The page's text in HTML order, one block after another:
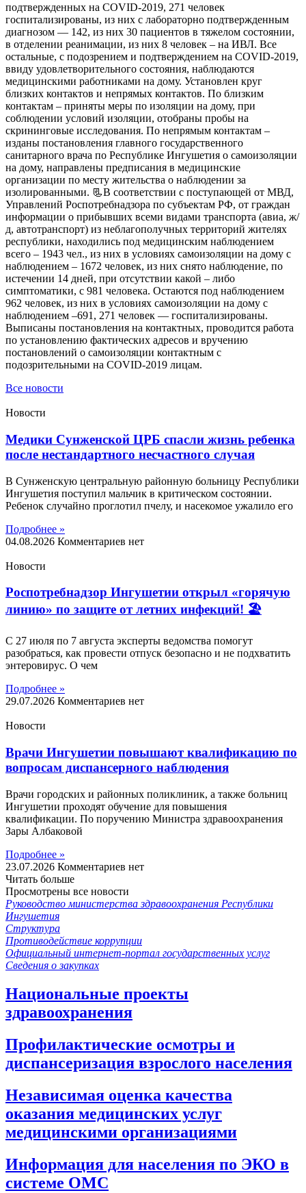
подтвержденных на COVID-2019, 271 человек
госпитализированы, из них с лабораторно подтвержденным
диагнозом — 142, из них 30 пациентов в тяжелом состоянии,
в отделении реанимации, из них 8 человек – на ИВЛ. Все
остальные, с подозрением и подтверждением на COVID-2019,
ввиду удовлетворительного состояния, наблюдаются
медицинскими работниками на дому. Установлен круг
близких контактов и непрямых контактов. По близким
контактам – приняты меры по изоляции на дому, при
соблюдении условий изоляции, отобраны пробы на
скрининговые исследования. По непрямым контактам –
изданы постановления главного государственного
санитарного врача по Республике Ингушетия о самоизоляции
на дому, направлены предписания в медицинские
организации по месту жительства о наблюдении за
изолированными. 📃В соответствии с поступающей от МВД,
Управлений Роспотребнадзора по субъектам РФ, от граждан
информации о прибывших всеми видами транспорта (авиа, ж/
д, автотранспорт) из неблагополучных территорий жителях
республики, находились под медицинским наблюдением
всего – 1943 чел., из них в условиях самоизоляции на дому с
наблюдением – 1672 человек, из них снято наблюдение, по
истечении 14 дней, при отсутствии какой – либо
симптоматики, с 981 человека. Остаются под наблюдением
962 человек, из них в условиях самоизоляции на дому с
наблюдением –691, 271 человек — госпитализированы.
Выписаны постановления на контактных, проводится работа
по установлению фактических адресов и вручению
постановлений о самоизоляции контактным с
подозрительными на COVID-2019 лицам.
Все новости
Новости
Медики Сунженской ЦРБ спасли жизнь ребенка
после нестандартного несчастного случая
В Сунженскую центральную районную больницу Республики
Ингушетия поступил мальчик в критическом состоянии.
Ребенок случайно проглотил пчелу, и насекомое ужалило его
Подробнее »
04.08.2026 Комментариев нет
Новости
Роспотребнадзор Ингушетии открыл «горячую
линию» по защите от летних инфекций! 🏖
С 27 июля по 7 августа эксперты ведомства помогут
разобраться, как провести отпуск безопасно и не подхватить
энтеровирус. О чем
Подробнее »
29.07.2026 Комментариев нет
Новости
Врачи Ингушетии повышают квалификацию по
вопросам диспансерного наблюдения
Врачи городских и районных поликлиник, а также больниц
Ингушетии проходят обучение для повышения
квалификации. По поручению Министра здравоохранения
Зары Албаковой
Подробнее »
23.07.2026 Комментариев нет
Читать больше
Просмотрены все новости
Руководство министерства здравоохранения Республики
Ингушетия
Структура
Противодействие коррупции
Официальный интернет-портал государственных услуг
Сведения о закупках
Национальные проекты
здравоохранения
Профилактические осмотры и
диспансеризация взрослого населения
Независимая оценка качества
оказания медицинских услуг
медицинскими организациями
Информация для населения по ЭКО в
системе ОМС